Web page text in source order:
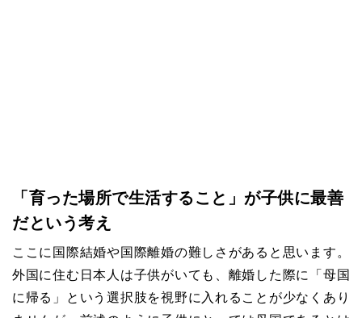
「育った場所で生活すること」が子供に最善
だという考え
ここに国際結婚や国際離婚の難しさがあると思います。
外国に住む日本人は子供がいても、離婚した際に「母国
に帰る」という選択肢を視野に入れることが少なくあり